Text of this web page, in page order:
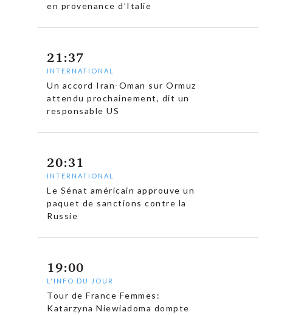
en provenance d’Italie
21:37
INTERNATIONAL
Un accord Iran-Oman sur Ormuz
attendu prochainement, dit un
responsable US
20:31
INTERNATIONAL
Le Sénat américain approuve un
paquet de sanctions contre la
Russie
19:00
L'INFO DU JOUR
Tour de France Femmes:
Katarzyna Niewiadoma dompte